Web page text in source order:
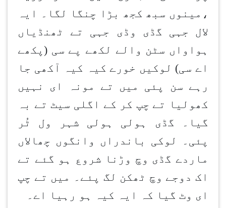
،مینوں سبھ کجھ بڑا چنگا لگا۔ ایہ
لال جہی گڈی وڈی جہی تے ٹھنڈیاں
ہواواں سٹن والے لکھے پے سی (پکھے
اے سی) لوکیں خورے کیہ کیہ آکھی جا
رہے سن پئی میں تے مونہ ای نہیں
کھولیا تے چپ کر کے اگلی سیٹ تے بہ
گیا۔ گڈی ہولی ہولی شہر ول ٹُر
پئی۔ لوکی باندراں وانگوں چھالاں
ماردے گڈی وچ وڑنا شروع ہو گئے تے
اک دوجے وچ ٹھکن لگ پئے۔ میں تے چپ
ای وٹ گیا کہ ایہ کیہ ہو رہیا اے۔